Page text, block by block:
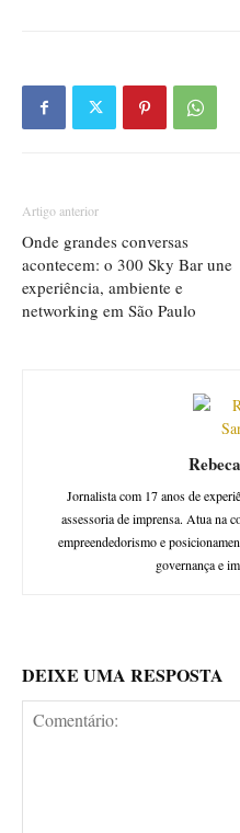
Artigo anterior
Onde grandes conversas
acontecem: o 300 Sky Bar une
experiência, ambiente e
networking em São Paulo
Jornalista com 17 anos de
assessoria de imprensa. Atua na
empreendedorismo e
governança e
DEIXE UMA RESPOSTA